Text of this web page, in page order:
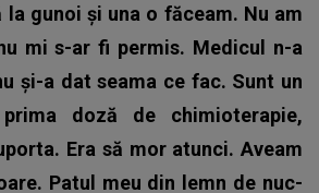
la gunoi și una o făceam. Nu am
mi s-ar fi permis. Medicul n-a
și-a dat seama ce fac. Sunt un
prima doză de chimioterapie,
Era să mor atunci. Aveam
Patul meu din lemn de nuc-